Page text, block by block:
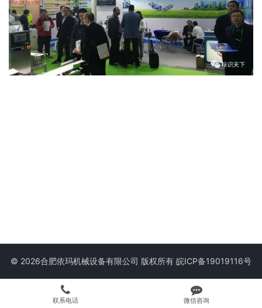
© 2026合肥依玛机械设备有限公司 版权所有 皖ICP备19019116号
联系电话 微信咨询